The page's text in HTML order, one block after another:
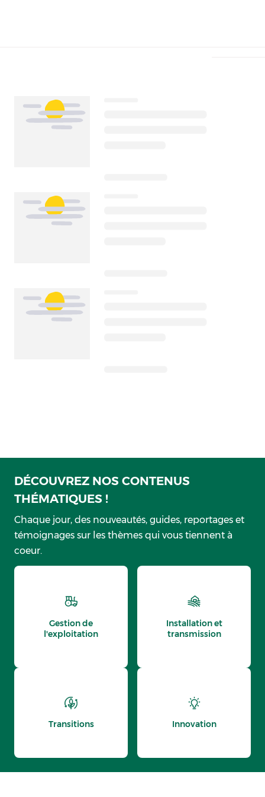
DÉCOUVREZ NOS CONTENUS
THÉMATIQUES !
Chaque jour, des nouveautés, guides, reportages et
témoignages sur les thèmes qui vous tiennent à
coeur.
Gestion de
l'exploitation
Installation et
transmission
Transitions Innovation